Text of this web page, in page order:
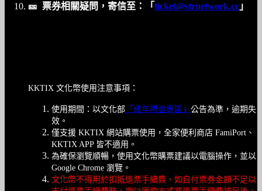
🎫 票券相關疑問，寄信至：「ticket@strnetwork.cc 」
KKTIX 文化幣使用注意事項：
使用期間：以文化部 「成年禮金專區」 公告為準，逾期失
效。
僅支援 KKTIX 網站購票使用，全家便利商店 FamiPort、
KKTIX APP 皆不適用。
為確保瀏覽順暢，使用文化幣購票建議以電腦操作，並以
Google Chrome 瀏覽。
文化幣不得用於扣抵退票手續費，如自付票券金額不足以